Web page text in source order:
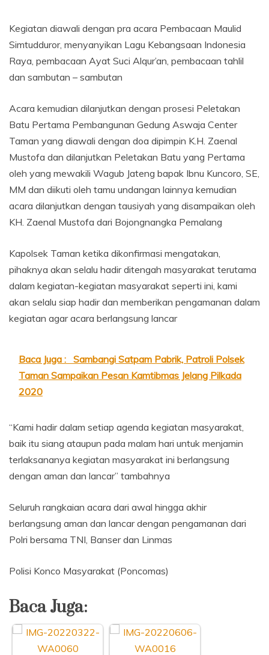
Kegiatan diawali dengan pra acara Pembacaan Maulid
Simtudduror, menyanyikan Lagu Kebangsaan Indonesia
Raya, pembacaan Ayat Suci Alqur’an, pembacaan tahlil
dan sambutan – sambutan
Acara kemudian dilanjutkan dengan prosesi Peletakan
Batu Pertama Pembangunan Gedung Aswaja Center
Taman yang diawali dengan doa dipimpin K.H. Zaenal
Mustofa dan dilanjutkan Peletakan Batu yang Pertama
oleh yang mewakili Wagub Jateng bapak Ibnu Kuncoro, SE,
MM dan diikuti oleh tamu undangan lainnya kemudian
acara dilanjutkan dengan tausiyah yang disampaikan oleh
KH. Zaenal Mustofa dari Bojongnangka Pemalang
Kapolsek Taman ketika dikonfirmasi mengatakan,
pihaknya akan selalu hadir ditengah masyarakat terutama
dalam kegiatan-kegiatan masyarakat seperti ini, kami
akan selalu siap hadir dan memberikan pengamanan dalam
kegiatan agar acara berlangsung lancar
Baca Juga : Sambangi Satpam Pabrik, Patroli Polsek
Taman Sampaikan Pesan Kamtibmas Jelang Pilkada
2020
“Kami hadir dalam setiap agenda kegiatan masyarakat,
baik itu siang ataupun pada malam hari untuk menjamin
terlaksananya kegiatan masyarakat ini berlangsung
dengan aman dan lancar” tambahnya
Seluruh rangkaian acara dari awal hingga akhir
berlangsung aman dan lancar dengan pengamanan dari
Polri bersama TNI, Banser dan Linmas
Polisi Konco Masyarakat (Poncomas)
Baca Juga: